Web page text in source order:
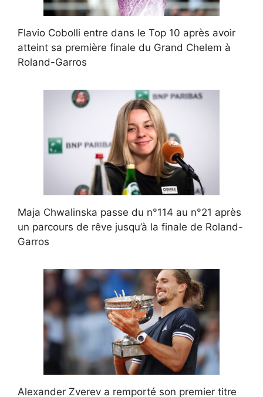
Flavio Cobolli entre dans le Top 10 après avoir
atteint sa première finale du Grand Chelem à
Roland-Garros
Maja Chwalinska passe du n°114 au n°21 après
un parcours de rêve jusqu’à la finale de Roland-
Garros
Alexander Zverev a remporté son premier titre